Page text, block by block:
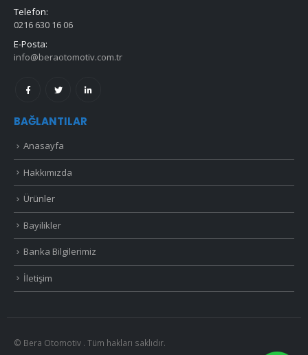
Telefon:
0216 630 16 06
E-Posta:
info@beraotomotiv.com.tr
BAĞLANTILAR
Anasayfa
Hakkımızda
Ürünler
Bayilikler
Banka Bilgilerimiz
İletişim
© Bera Otomotiv . Tüm hakları saklıdır.